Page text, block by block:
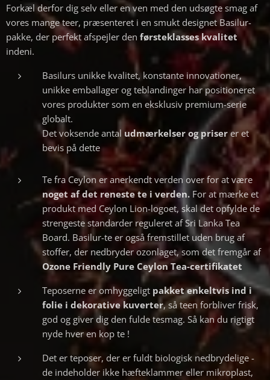
Forkæl derfor dig selv eller en ven med den udsøgte smag af
vores mange teer, præsenteret i en smukt designet Basilur-
pakke, der perfekt afspejler den førsteklasses kvalitet
indeni.
Basilurs unikke kvalitet, konstante innovationer,
unikke emballager og teblandinger har positioneret
vores produkter som en eksklusiv premium-serie
globalt.
Det voksende antal udmærkelser og priserer et
bevis på dette
Te fra Ceylon er anerkendt verden over for at være
noget af det reneste te i verden. For at mærke et
produkt med Ceylon Lion-logoet, skal det opfylde de
strengeste standarder reguleret af Sri Lanka Tea
Board. Basilur-te er også fremstillet uden brug af
stoffer, der nedbryder ozonlaget, som det fremgår af
Ozone Friendly Pure Ceylon Tea-certifikatet
Teposerne er omhyggeligt pakketenkeltvis ind i
folie i dekorative kuverter, så teen forbliver frisk,
god og giver dig den fulde tesmag. Så kan du rigtigt
nyde hver en kop te !
Det er teposer, der er fuldt biologisk nedbrydelige -
de indeholder ikke hæfteklammer eller mikroplast,